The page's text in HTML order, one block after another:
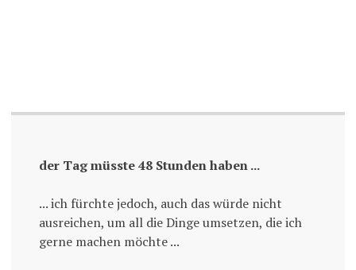
der Tag müsste 48 Stunden haben ...
... ich fürchte jedoch, auch das würde nicht
ausreichen, um all die Dinge umsetzen, die ich
gerne machen möchte ...